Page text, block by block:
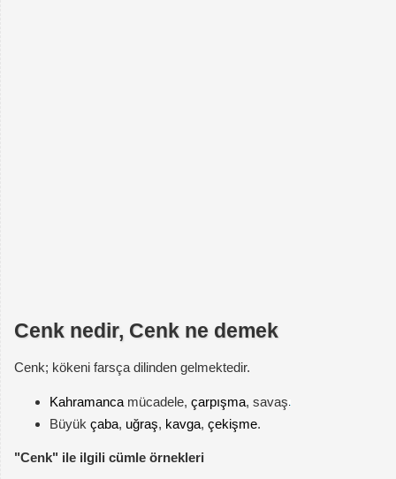
Cenk nedir, Cenk ne demek
Cenk; kökeni farsça dilinden gelmektedir.
Kahramanca mücadele, çarpışma, savaş
Büyük çaba, uğraş, kavga, çekişme.
"Cenk" ile ilgili cümle örnekleri